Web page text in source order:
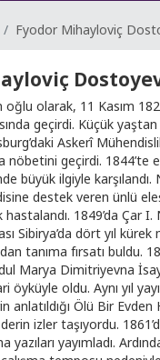
Fyodor Mihayloviç
olarak, 11 Kasım
geçirdi. Küçük
Askerî
nöbetini geçirdi.
büyük ilgiyle karşılandı.
destek veren ünlü
1849’da Çar I.
Sibirya’da dört yıl
tanıma fırsatı buldu.
Marya Dimitriyevna
öyküyle oldu. Aynı yıl
anlatıldığı Ölü Bir
izler taşıyordu.
yazıları yayımladı.